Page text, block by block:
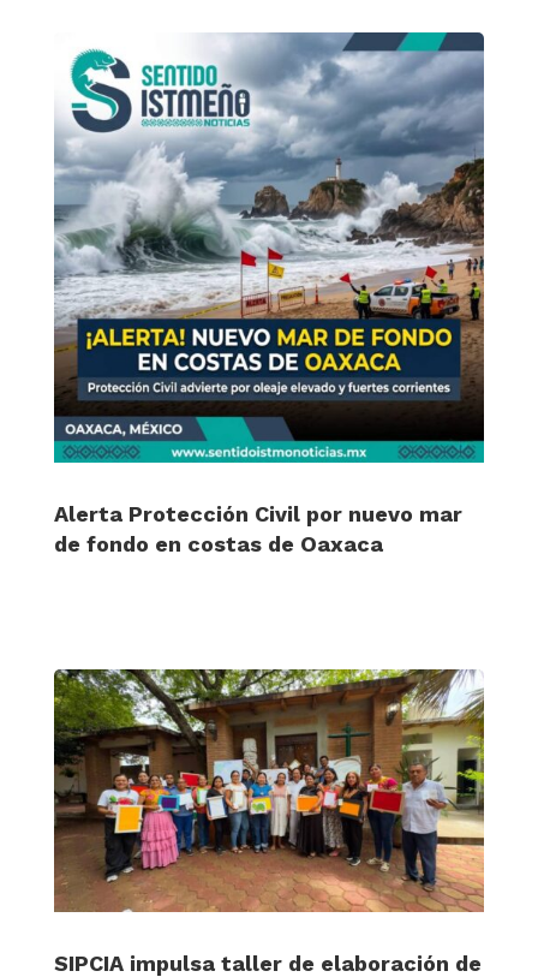
Alerta Protección Civil por nuevo mar
de fondo en costas de Oaxaca
SIPCIA impulsa taller de elaboración de